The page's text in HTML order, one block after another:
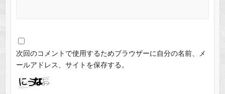
次回のコメントで使用するためブラウザーに自分の名前、メ
ールアドレス、サイトを保存する。